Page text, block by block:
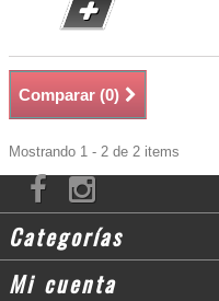
Comparar (0)
Mostrando 1 - 2 de 2 items
Categorías
Mi cuenta